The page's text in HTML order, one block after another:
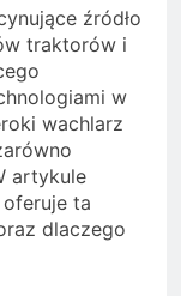
źródło
traktorów i
w
wachlarz
artykule
ta
dlaczego